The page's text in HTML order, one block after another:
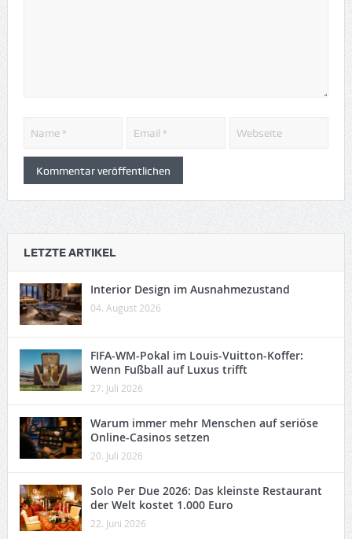
LETZTE ARTIKEL
Interior Design im Ausnahmezustand
04. August 2026
FIFA-WM-Pokal im Louis-Vuitton-Koffer:
Wenn Fußball auf Luxus trifft
27. Juli 2026
Warum immer mehr Menschen auf seriöse
Online-Casinos setzen
20. Juli 2026
Solo Per Due 2026: Das kleinste Restaurant
der Welt kostet 1.000 Euro
22. Juni 2026